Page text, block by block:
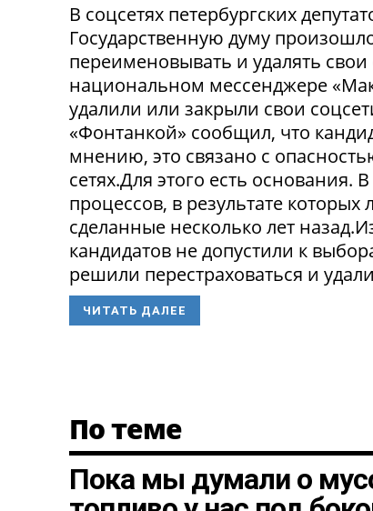
В соцсетях петербургских
Государственную думу
переименовывать и удалять
национальном мессенджере
удалили или закрыли свои
«Фонтанкой» сообщил, что
мнению, это связано с
сетях.Для этого есть
процессов, в результате
сделанные несколько лет
кандидатов не допустили к
решили перестраховаться и
ЧИТАТЬ ДАЛЕЕ
По теме
Пока мы думали о